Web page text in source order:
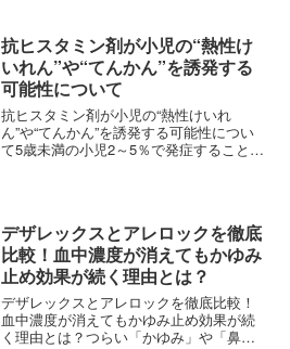
い……」こうした「一過性の皮疹」や
「薬疹（やくしん）」は、私たち...
抗ヒスタミン剤が小児の“熱性け
いれん”や“てんかん”を誘発する
可能性について
抗ヒスタミン剤が小児の“熱性けいれ
ん”や“てんかん”を誘発する可能性につい
て5歳未満の小児2～5％で発症することが
デザレックスとアレロックを徹底
比較！血中濃度が消えてもかゆみ
止め効果が続く理由とは？
デザレックスとアレロックを徹底比較！
血中濃度が消えてもかゆみ止め効果が続
く理由とは？つらい「かゆみ」や「鼻